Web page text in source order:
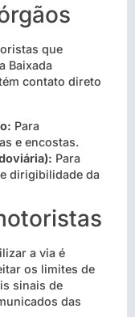
que
Baixada
contato direto
Para
e encostas.
Para
dirigibilidade da
a via é
os limites de
sinais de
das